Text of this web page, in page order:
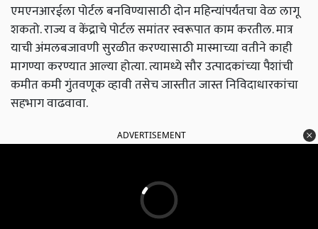
एमएनआरईला पोर्टल बनविण्यासाठी दोन महिन्यांपर्यंतचा वेळ लागू
शकतो. राज्य व केंद्राचे पोर्टल समांतर स्वरूपात काम करतील. मात्र
याची अंमलबजावणी सुरळीत करण्यासाठी मास्माच्या वतीने काही
मागण्या करण्यात आल्या होत्या. त्यामध्ये सौर उत्पादकांच्या पैशांची
कमीत कमी गुंतवणूक व्हावी तसेच जास्तीत जास्त निविदाधारकांचा
सहभाग वाढवावा.
ADVERTISEMENT